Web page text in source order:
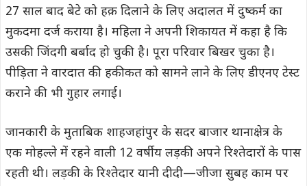
27 साल बाद बेटे को हक़ दिलाने के लिए अदालत में दुष्कर्म का
मुकदमा दर्ज कराया है। महिला ने अपनी शिकायत में कहा है कि
उसकी जिंदगी बर्बाद हो चुकी है। पूरा परिवार बिखर चुका है।
पीड़िता ने वारदात की हकीकत को सामने लाने के लिए डीएनए टेस्ट
कराने की भी गुहार लगाई।
जानकारी के मुताबिक शाहजहांपुर के सदर बाजार थानाक्षेत्र के
एक मोहल्ले में रहने वाली 12 वर्षीय लड़की अपने रिश्तेदारों के पास
रहती थी। लड़की के रिश्तेदार यानी दीदी—जीजा सुबह काम पर